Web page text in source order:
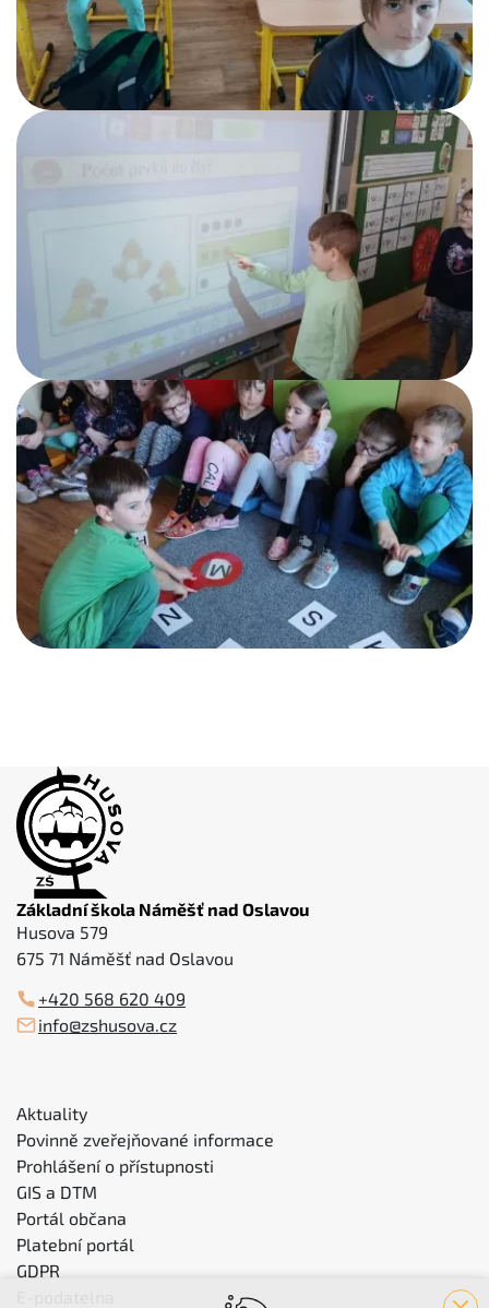
Základní škola Náměšť nad Oslavou
Husova 579
675 71 Náměšť nad Oslavou
+420 568 620 409
info@zshusova.cz
Aktuality
Povinně zveřejňované informace
Prohlášení o přístupnosti
GIS a DTM
Portál občana
Platební portál
GDPR